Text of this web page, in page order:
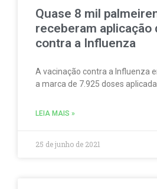
Quase 8 mil
receberam aplicação
contra a Influenza
A vacinação contra a Influenza
a marca de 7.925 doses
LEIA MAIS »
25 de junho de 2021